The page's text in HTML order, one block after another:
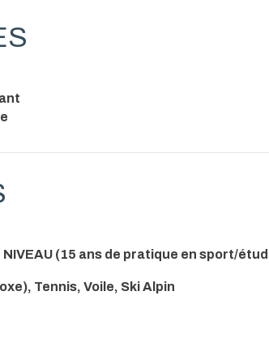
NIVEAU (15 ans de pratique en sport/
Tennis, Voile, Ski Alpin